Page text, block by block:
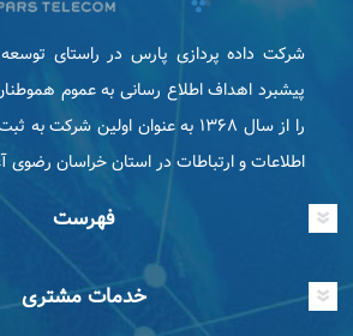
پیشبرد اهداف اطلاع رسانی به عموم
را از سال ۱۳۶۸ به عنوان اولین
اطلاعات و ارتباطات در استان خراسان رضوی
فهرست
خدمات مشتری